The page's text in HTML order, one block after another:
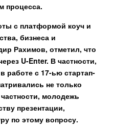
процесса.
с платформой коуч и
бизнеса и
Рахимов, отметил, что
U-Enter. В частности,
работе с 17-ью стартап-
не только
молодежь
презентации,
по этому вопросу.